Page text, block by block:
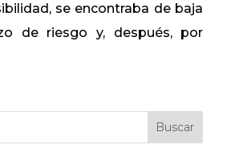
se encontraba de baja
de riesgo y, después, por
Buscar